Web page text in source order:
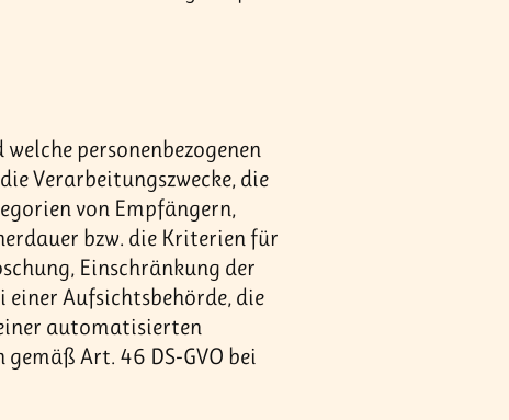
personenbezogenen
Verarbeitungszwecke, die
von Empfängern,
bzw. die Kriterien für
Einschränkung der
einer Aufsichtsbehörde, die
automatisierten
Art. 46 DS-GVO bei